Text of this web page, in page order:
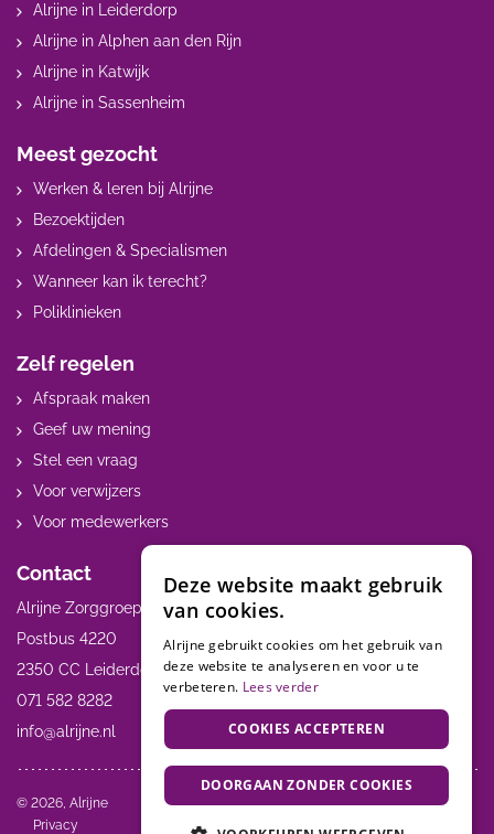
Alrijne in Leiderdorp
Alrijne in Alphen aan den Rijn
Alrijne in Katwijk
Alrijne in Sassenheim
Meest gezocht
Werken & leren bij Alrijne
Bezoektijden
Afdelingen & Specialismen
Wanneer kan ik terecht?
Poliklinieken
Zelf regelen
Afspraak maken
Geef uw mening
Stel een vraag
Voor verwijzers
Voor medewerkers
Contact
Alrijne Zorggroep
Postbus 4220
2350 CC Leiderdorp
071 582 8282
info@alrijne.nl
© 2026, Alrijne
Privacy
Volg ons:
Deze website maakt gebruik
van cookies.
Alrijne gebruikt cookies om het gebruik van
deze website te analyseren en voor u te
verbeteren. Lees verder
COOKIES ACCEPTEREN
DOORGAAN ZONDER COOKIES